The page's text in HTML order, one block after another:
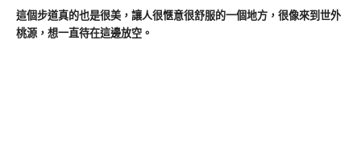
這個步道真的也是很美，讓人很愜意很舒服的一個地方，很像來到世外
桃源，想一直待在這邊放空。